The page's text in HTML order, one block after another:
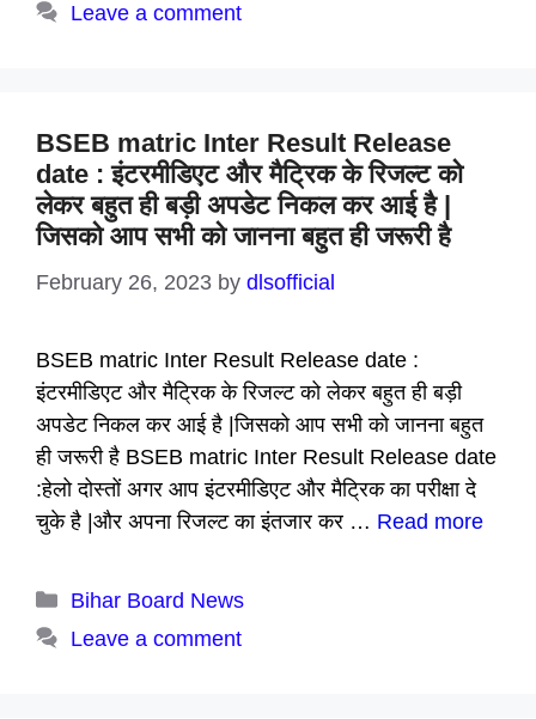
Leave a comment
BSEB matric Inter Result Release
date : इंटरमीडिएट और मैट्रिक के रिजल्ट को
लेकर बहुत ही बड़ी अपडेट निकल कर आई है |
जिसको आप सभी को जानना बहुत ही जरूरी है
February 26, 2023 by dlsofficial
BSEB matric Inter Result Release date :
इंटरमीडिएट और मैट्रिक के रिजल्ट को लेकर बहुत ही बड़ी
अपडेट निकल कर आई है |जिसको आप सभी को जानना बहुत
ही जरूरी है BSEB matric Inter Result Release date
:हेलो दोस्तों अगर आप इंटरमीडिएट और मैट्रिक का परीक्षा दे
चुके है |और अपना रिजल्ट का इंतजार कर … Read more
Categories
Bihar Board News
Leave a comment